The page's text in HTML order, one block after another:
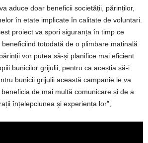
aduce doar beneficii societății, părinților,
în etate implicate în calitate de voluntari.
proiect va spori siguranța în timp ce
totodată de o plimbare matinală
vor putea să-și planifice mai eficient
bunicilor grijulii, pentru ca aceștia să-i
bunicii grijulii această campanie le va
de mai multă comunicare și de a
înțelepciunea și experiența lor”,